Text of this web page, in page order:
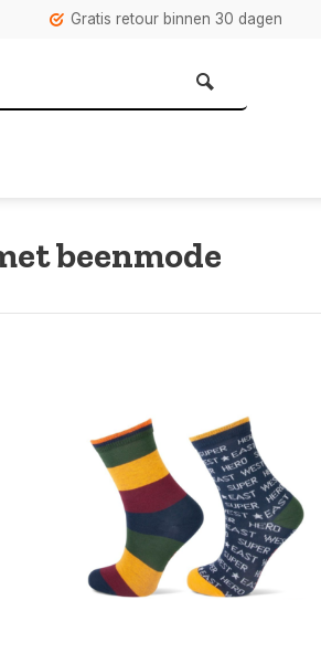
Gratis retour binnen 30 dagen
beenmode